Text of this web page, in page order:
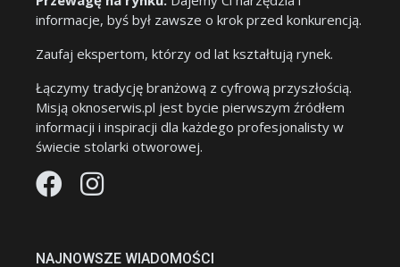
informacje, byś był zawsze o krok przed konkurencją.
Zaufaj ekspertom, którzy od lat kształtują rynek.
Łączymy tradycję branżową z cyfrową przyszłością.
Misją oknoserwis.pl jest bycie pierwszym źródłem
informacji i inspiracji dla każdego profesjonalisty w
świecie stolarki otworowej.
NAJNOWSZE WIADOMOŚCI